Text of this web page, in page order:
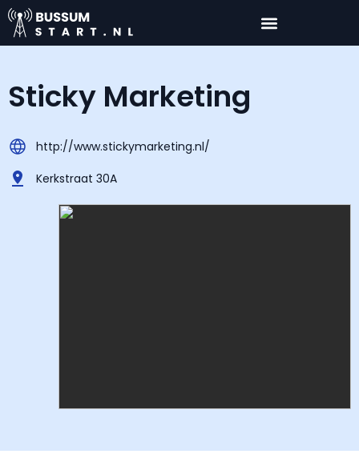
Sticky Marketing
http://www.stickymarketing.nl/
Kerkstraat 30A